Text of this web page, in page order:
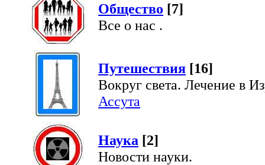
Общество [7]
Все о нас .
Путешествия [16]
Вокруг света. Лечение в
Ассута
Наука [2]
Новости науки.